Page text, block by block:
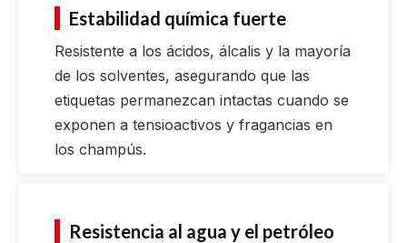
Estabilidad química fuerte
Resistente a los ácidos, álcalis y la mayoría
de los solventes, asegurando que las
etiquetas permanezcan intactas cuando se
exponen a tensioactivos y fragancias en
los champús.
Resistencia al agua y el petróleo